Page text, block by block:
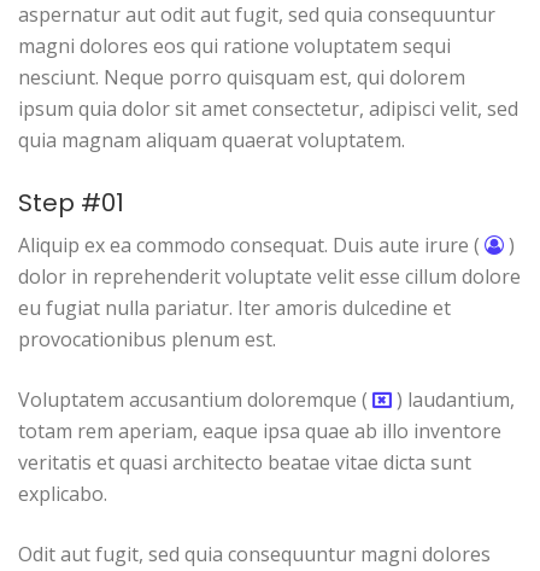
aspernatur aut odit aut fugit, sed quia consequuntur
magni dolores eos qui ratione voluptatem sequi
nesciunt. Neque porro quisquam est, qui dolorem
ipsum quia dolor sit amet consectetur, adipisci velit, sed
quia magnam aliquam quaerat voluptatem.
Step #01
Aliquip ex ea commodo consequat. Duis aute irure (
)
dolor in reprehenderit voluptate velit esse cillum dolore
eu fugiat nulla pariatur. Iter amoris dulcedine et
provocationibus plenum est.
Voluptatem accusantium doloremque (
) laudantium,
totam rem aperiam, eaque ipsa quae ab illo inventore
veritatis et quasi architecto beatae vitae dicta sunt
explicabo.
Odit aut fugit, sed quia consequuntur magni dolores